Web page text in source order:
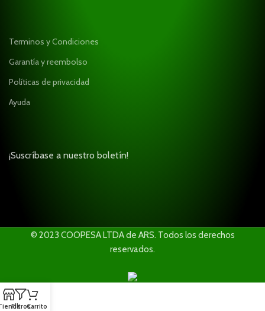
Terminos y Condiciones
Garantía y reembolso
Políticas de privacidad
Ayuda
¡Suscríbase a nuestro boletín!
© 2023 COOPESA LTDA de ARS. Todos los derechos
reservados.
FiltrosCarrito